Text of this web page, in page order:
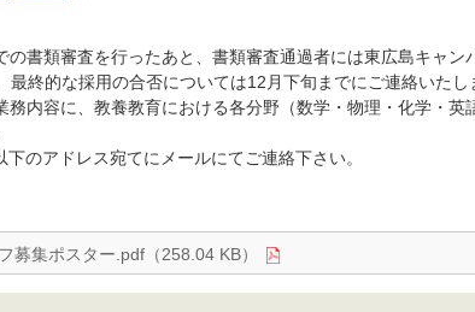
書類審査を行ったあと、書類審査通過者には東広島キャン
最終的な採用の合否については12月下旬までにご連絡いたし
内容に、教養教育における各分野（数学・物理・化学・英
のアドレス宛てにメールにてご連絡下さい。
募集ポスター.pdf（258.04 KB）